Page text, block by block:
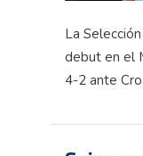
La
debut en el
4-2 ante